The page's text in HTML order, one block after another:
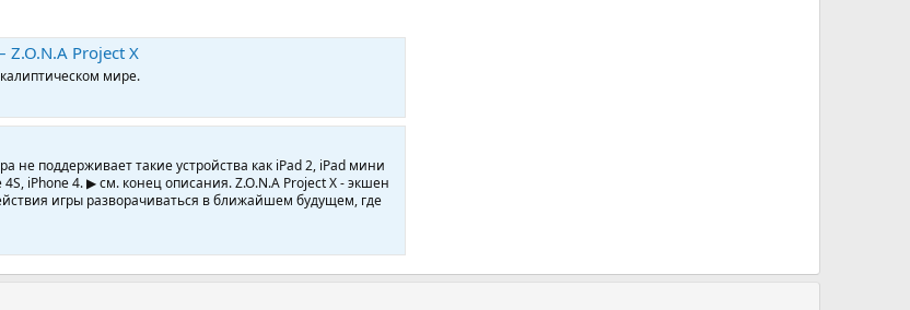
Project X
мире.
не поддерживает такие устройства как iPad 2, iPad мини
iPhone 4. ▶ см. конец описания. Z.O.N.A Project X - экшен
игры разворачиваться в ближайшем будущем, где